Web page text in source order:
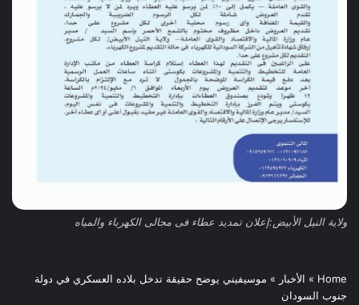
ولاية النيل الأبيض:إعلان تمديد عطاء فى مجالى الكهرباء والمياه
Home
» الأخبار » موسيفيني يوضح حقيقة تدخل بلاده العسكري في دولة
جنوب السودان